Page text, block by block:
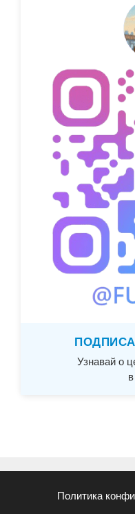
Узнавай о
Политика